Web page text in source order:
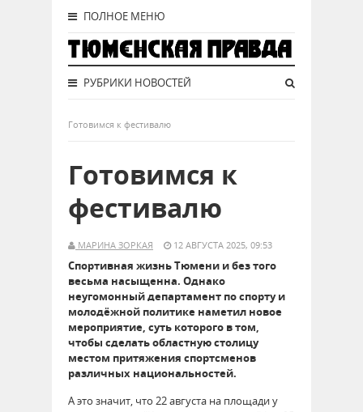
ПОЛНОЕ МЕНЮ
РУБРИКИ НОВОСТЕЙ
Готовимся к фестивалю
Готовимся к
фестивалю
МАРИНА ЗОРКАЯ 12 АВГУСТА 2025, 09:53
Спортивная жизнь Тюмени и без того
весьма насыщенна. Однако
неугомонный департамент по спорту и
молодёжной политике наметил новое
мероприятие, суть которого в том,
чтобы сделать областную столицу
местом притяжения спортсменов
различных национальностей.
А это значит, что 22 августа на площади у